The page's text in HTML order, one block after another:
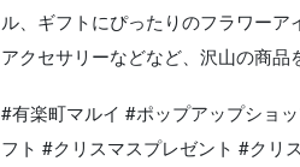
ル、ギフトにぴったりのフラワー
アクセサリーなどなど、沢山の商
#有楽町マルイ #ポップアップショ
フト #クリスマスプレゼント #クリ